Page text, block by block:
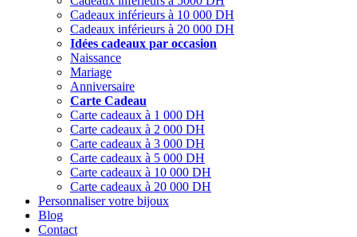
Cadeaux inférieurs à 10 000 DH
Cadeaux inférieurs à 20 000 DH
Idées cadeaux par occasion
Naissance
Mariage
Anniversaire
Carte Cadeau
Carte cadeaux à 1 000 DH
Carte cadeaux à 2 000 DH
Carte cadeaux à 3 000 DH
Carte cadeaux à 5 000 DH
Carte cadeaux à 10 000 DH
Carte cadeaux à 20 000 DH
Personnaliser votre bijoux
Blog
Contact